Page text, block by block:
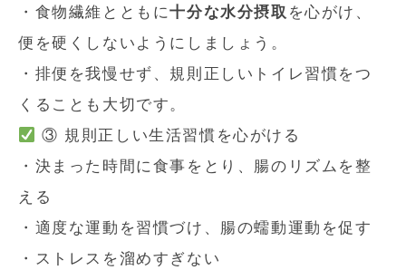
・食物繊維とともに十分な水分摂取 を心がけ、
便を硬くしないようにしましょう。
・排便を我慢せず、規則正しいトイレ習慣をつ
くることも大切です。
③ 規則正しい生活習慣を心がける
・決まった時間に食事をとり、腸のリズムを整
える
・適度な運動を習慣づけ、腸の蠕動運動を促す
・ストレスを溜めすぎない